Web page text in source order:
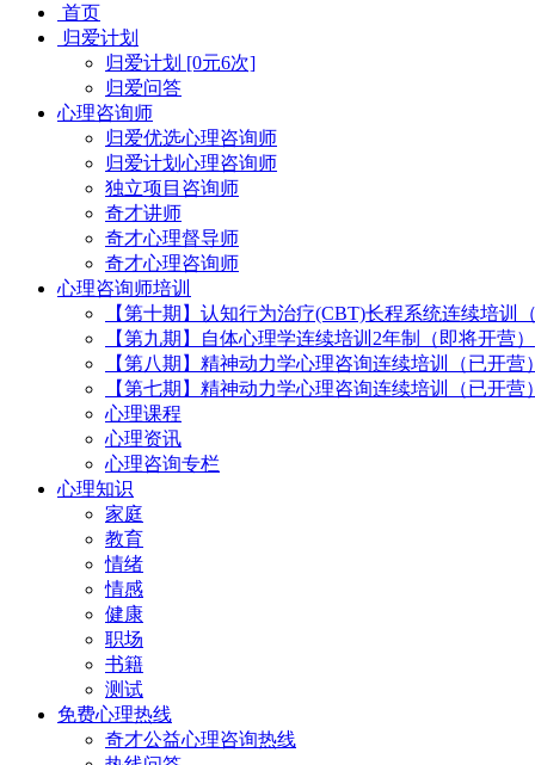
首页
归爱计划
归爱计划 [0元6次]
归爱问答
心理咨询师
归爱优选心理咨询师
归爱计划心理咨询师
独立项目咨询师
奇才讲师
奇才心理督导师
奇才心理咨询师
心理咨询师培训
【第十期】认知行为治疗(CBT)长程系统连续培训
【第九期】自体心理学连续培训2年制（即将开营）
【第八期】精神动力学心理咨询连续培训（已开营）
【第七期】精神动力学心理咨询连续培训（已开营）
心理课程
心理资讯
心理咨询专栏
心理知识
家庭
教育
情绪
情感
健康
职场
书籍
测试
免费心理热线
奇才公益心理咨询热线